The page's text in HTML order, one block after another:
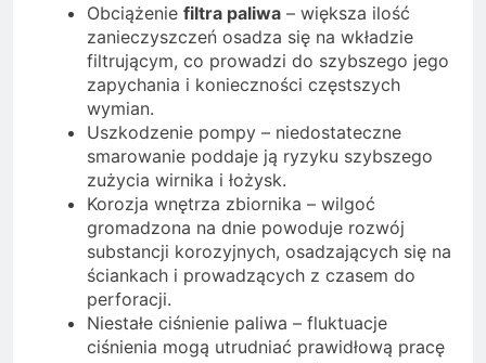
Obciążenie filtra paliwa – większa ilość
zanieczyszczeń osadza się na wkładzie
filtrującym, co prowadzi do szybszego jego
zapychania i konieczności częstszych
wymian.
Uszkodzenie pompy – niedostateczne
smarowanie poddaje ją ryzyku szybszego
zużycia wirnika i łożysk.
Korozja wnętrza zbiornika – wilgoć
gromadzona na dnie powoduje rozwój
substancji korozyjnych, osadzających się na
ściankach i prowadzących z czasem do
perforacji.
Niestałe ciśnienie paliwa – fluktuacje
ciśnienia mogą utrudniać prawidłową pracę